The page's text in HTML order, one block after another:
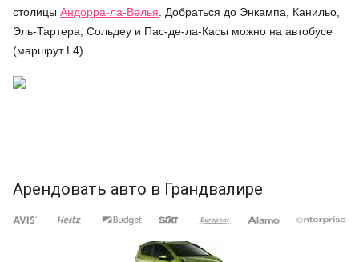
столицы Андорра-ла-Велья . Добраться до Энкампа, Канильо,
Эль-Тартера, Сольдеу и Пас-де-ла-Касы можно на автобусе
(маршрут L4).
Арендовать авто в Грандвалире